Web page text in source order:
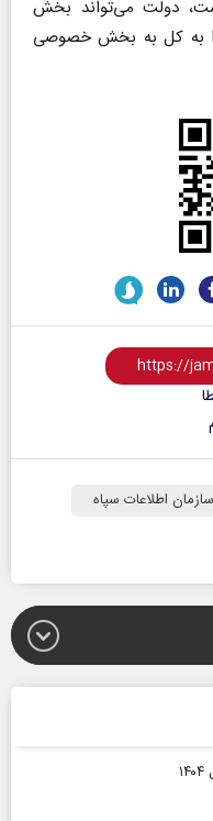
دولت می‌تواند بخش
به کل به بخش خصوصی
سازمان اطلاعات سپاه